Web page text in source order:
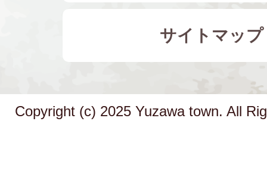
サイトマップ
Copyright (c) 2025 Yuzawa town. All